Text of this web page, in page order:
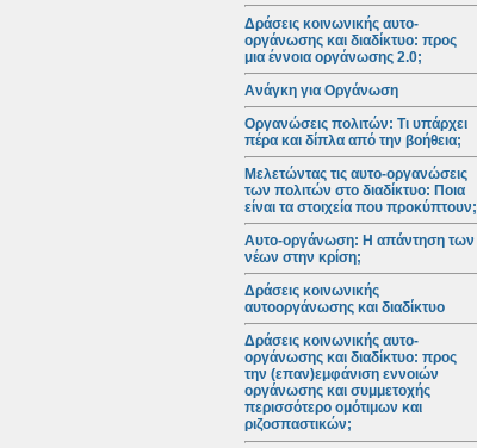
Δράσεις κοινωνικής αυτο-
οργάνωσης και διαδίκτυο: προς
μια έννοια οργάνωσης 2.0;
Ανάγκη για Οργάνωση
Οργανώσεις πολιτών: Τι υπάρχει
πέρα και δίπλα από την βοήθεια;
Μελετώντας τις αυτο-οργανώσεις
των πολιτών στο διαδίκτυο: Ποια
είναι τα στοιχεία που προκύπτουν;
Αυτο-οργάνωση: Η απάντηση των
νέων στην κρίση;
Δράσεις κοινωνικής
αυτοοργάνωσης και διαδίκτυο
Δράσεις κοινωνικής αυτο-
οργάνωσης και διαδίκτυο: προς
την (επαν)εμφάνιση εννοιών
οργάνωσης και συμμετοχής
περισσότερο ομότιμων και
ριζοσπαστικών;